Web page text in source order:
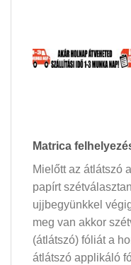
Matrica
Mielőtt az átlátszó
papírt
ujjbegyünkkel
meg van akkor
(átlátszó) fóliát a
átlátszó applikáló